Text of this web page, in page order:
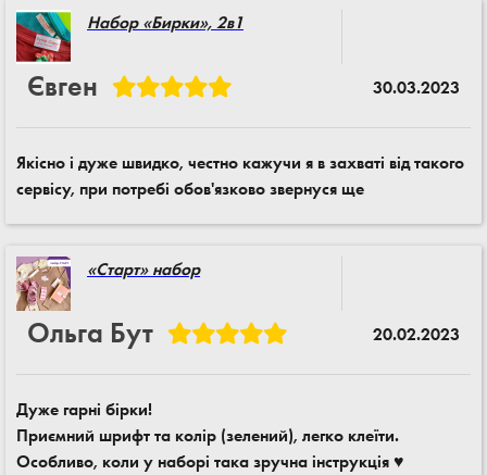
Набор «Бирки», 2в1
Євген 30.03.2023
Якісно і дуже швидко, честно кажучи я в захваті від такого
сервісу, при потребі обов'язково звернуся ще
«Старт» набор
Ольга Бут 20.02.2023
Дуже гарні бірки!
Приємний шрифт та колір (зелений), легко клеїти.
Особливо, коли у наборі така зручна інструкція ♥️